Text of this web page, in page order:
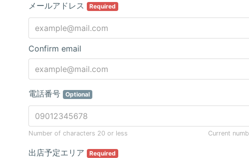
メールアドレス Required
Confirm email
電話番号 Optional
Number of characters 20 or less Current
出店予定エリア Required